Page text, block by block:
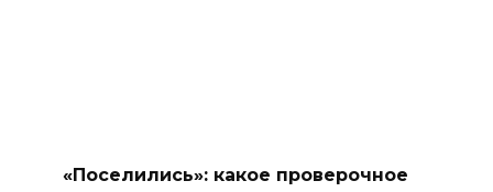
«Поселились»: какое проверочное